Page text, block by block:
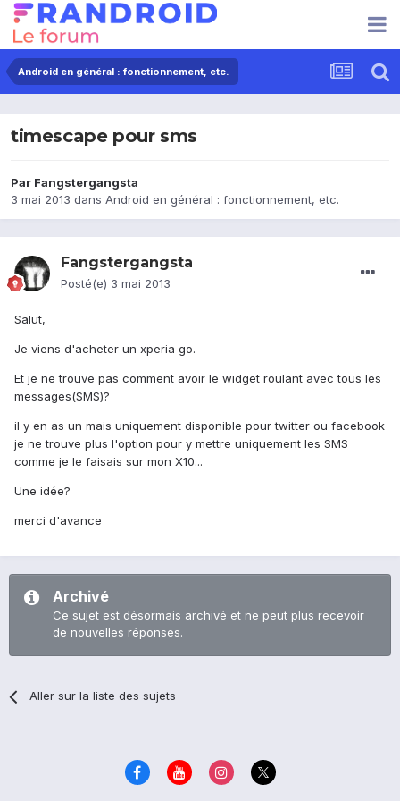
Android en général : fonctionnement, etc.
timescape pour sms
Par Fangstergangsta
3 mai 2013 dans Android en général : fonctionnement, etc.
Fangstergangsta
Posté(e) 3 mai 2013
Salut,
Je viens d'acheter un xperia go.
Et je ne trouve pas comment avoir le widget roulant avec tous les
messages(SMS)?
il y en as un mais uniquement disponible pour twitter ou facebook
je ne trouve plus l'option pour y mettre uniquement les SMS
comme je le faisais sur mon X10...
Une idée?
merci d'avance
Archivé
Ce sujet est désormais archivé et ne peut plus recevoir
de nouvelles réponses.
Aller sur la liste des sujets